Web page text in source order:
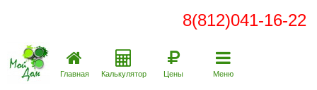
8(812)041-16-22
Главная Калькулятор Цены Меню